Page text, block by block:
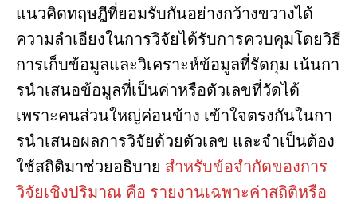
แนวคิดทฤษฎีที่ยอมรับกันอย่างกว้างขวางได้
ความลําเอียงในการวิจัยได้รับการควบคุมโดยวิธี
การเก็บข้อมูลและวิเคราะห์ข้อมูลที่รัดกุม เน้นกา
รนําเสนอข้อมูลที่เป็นค่าหรือตัวเลขที่วัดได้
เพราะคนส่วนใหญ่ค่อนข้าง เข้าใจตรงกันในกา
รนําเสนอผลการวิจัยด้วยตัวเลข และจําเป็นต้อง
ใช้สถิติมาช่วยอธิบาย สําหรับข้อจํากัดของการ
วิจัยเชิงปริมาณ คือ รายงานเฉพาะค่าสถิติหรือ